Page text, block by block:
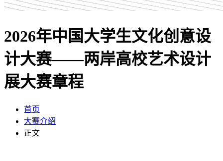
2026年中国大学生文化创意设
计大赛——两岸高校艺术设计
展大赛章程
首页
大赛介绍
正文